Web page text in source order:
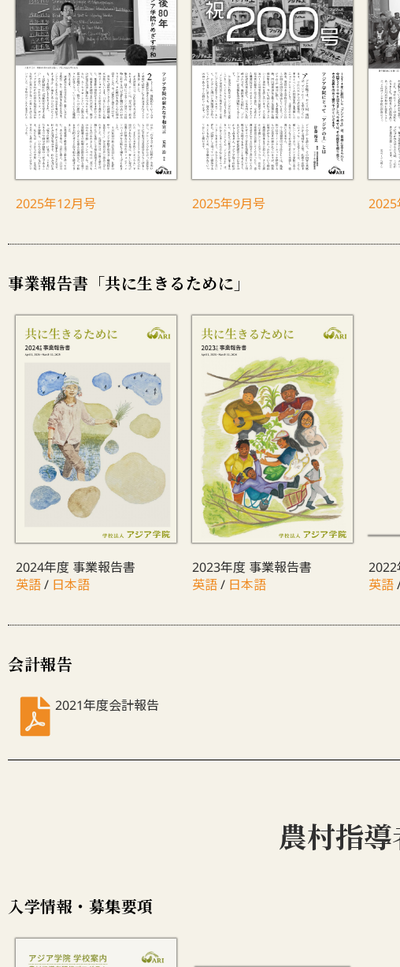
2025年12月号 2025年9月号
事業報告書「共に生きるために」
2024年度 事業報告書
英語/ 日本語
2023年度 事業報告書
英語/ 日本語
2022
英語
会計報告
2021年度会計報告
農村指
入学情報・募集要項